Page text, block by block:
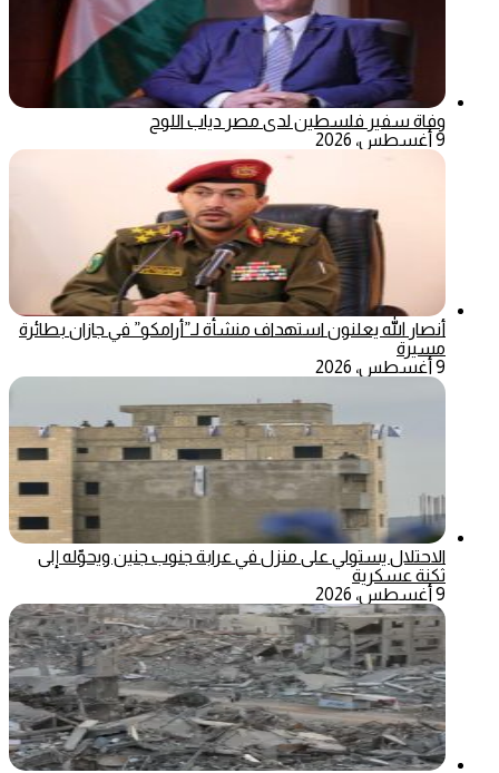
وفاة سفير فلسطين لدى مصر دياب اللوح
9 أغسطس، 2026
أنصار الله يعلنون استهداف منشأة لـ”أرامكو” في جازان بطائرة
مسيرة
9 أغسطس، 2026
الاحتلال يستولي على منزل في عرابة جنوب جنين ويحوّله إلى
ثكنة عسكرية
9 أغسطس، 2026